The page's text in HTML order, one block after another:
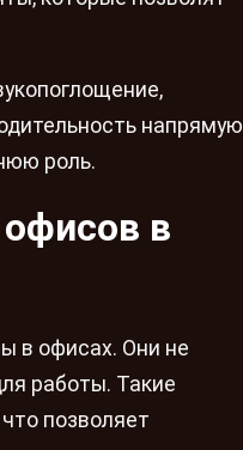
напрямую
роль.
в
в офисах. Они не
работы. Такие
позволяет